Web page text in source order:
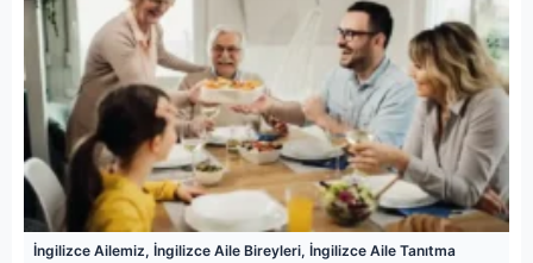
İngilizce Ailemiz, İngilizce Aile Bireyleri, İngilizce Aile Tanıtma